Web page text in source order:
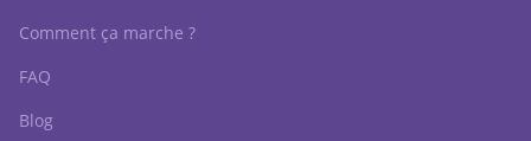
Comment ça marche ?
FAQ
Blog